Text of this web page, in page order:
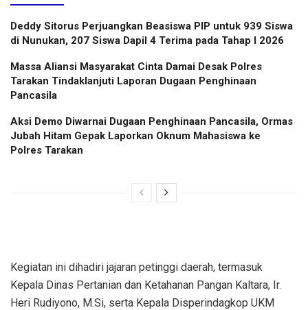
Deddy Sitorus Perjuangkan Beasiswa PIP untuk 939 Siswa
di Nunukan, 207 Siswa Dapil 4 Terima pada Tahap I 2026
Massa Aliansi Masyarakat Cinta Damai Desak Polres
Tarakan Tindaklanjuti Laporan Dugaan Penghinaan
Pancasila
Aksi Demo Diwarnai Dugaan Penghinaan Pancasila, Ormas
Jubah Hitam Gepak Laporkan Oknum Mahasiswa ke
Polres Tarakan
Kegiatan ini dihadiri jajaran petinggi daerah, termasuk
Kepala Dinas Pertanian dan Ketahanan Pangan Kaltara, Ir.
Heri Rudiyono, M.Si, serta Kepala Disperindagkop UKM